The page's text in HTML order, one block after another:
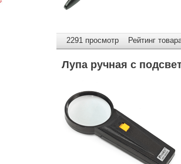
2291 просмотр Рейтинг
Лупа ручная с